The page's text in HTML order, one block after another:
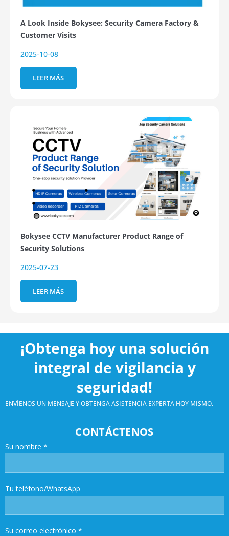
A Look Inside Bokysee: Security Camera Factory &
Customer Visits
2025-10-08
LEER MÁS
Bokysee CCTV Manufacturer Product Range of
Security Solutions
2025-07-23
LEER MÁS
¡Obtenga hoy una solución
integral de vigilancia y
seguridad!
ENVÍENOS UN MENSAJE Y OBTENGA ASISTENCIA EXPERTA HOY MISMO.
CONTÁCTENOS
Su nombre *
Tu teléfono/WhatsApp
Su correo electrónico *